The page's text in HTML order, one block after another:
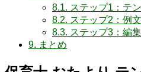
8.1. ステップ1：テ
8.2. ステップ2：例
8.3. ステップ3：編
9. まとめ